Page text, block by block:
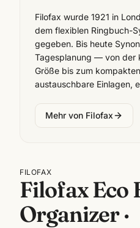
Filofax wurde 1921 in
dem flexiblen Ringbuch-
gegeben. Bis heute
Tagesplanung — von der
Größe bis zum
austauschbare Einlagen,
Mehr von Filofax
FILOFAX
Filofax Eco
Organizer ·